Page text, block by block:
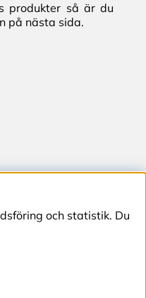
produkter så är du
på nästa sida.
och statistik. Du